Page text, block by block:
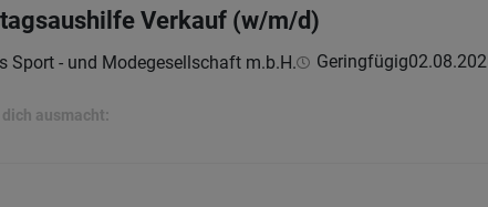
Verkauf (w/m/d)
Sport - und Modegesellschaft m.b.H. Geringfügig
dich ausmacht: